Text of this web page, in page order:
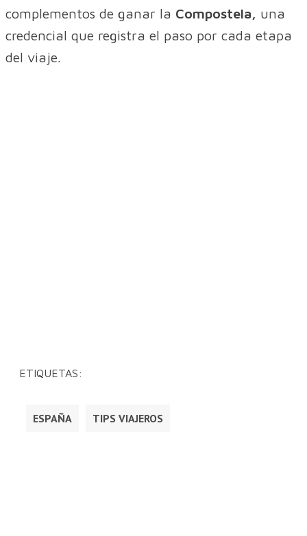
complementos de ganar la Compostela, una
credencial que registra el paso por cada etapa
del viaje.
ETIQUETAS:
ESPAÑA TIPS VIAJEROS